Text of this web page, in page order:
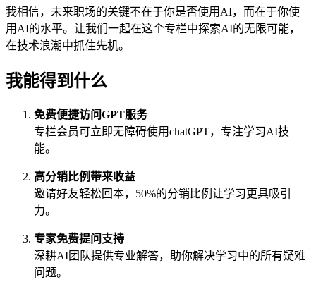
我相信，未来职场的关键不在于你是否使用AI，而在于你使
用AI的水平。让我们一起在这个专栏中探索AI的无限可能，
在技术浪潮中抓住先机。
我能得到什么
免费便捷访问GPT服务
专栏会员可立即无障碍使用chatGPT，专注学习AI技
能。
高分销比例带来收益
邀请好友轻松回本，50%的分销比例让学习更具吸引
力。
专家免费提问支持
深耕AI团队提供专业解答，助你解决学习中的所有疑难
问题。